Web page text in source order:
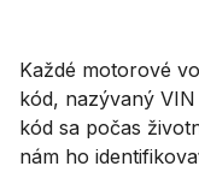
Každé motorové
kód, nazývaný
kód sa počas
nám ho